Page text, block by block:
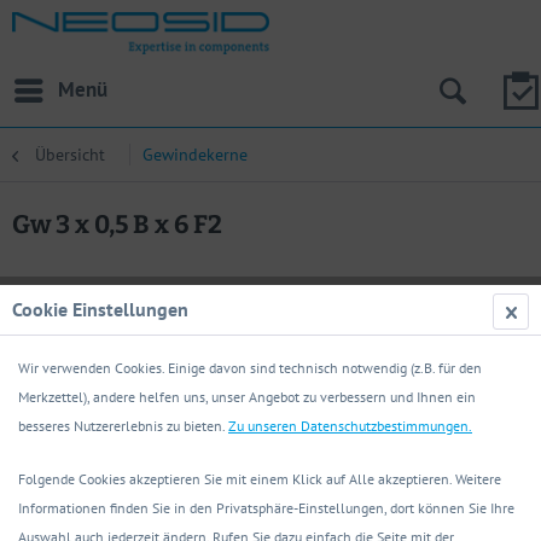
Menü
Übersicht Gewindekerne
Gw 3 x 0,5 B x 6 F2
Cookie Einstellungen
Wir verwenden Cookies. Einige davon sind technisch notwendig (z.B. für den
Merkzettel), andere helfen uns, unser Angebot zu verbessern und Ihnen ein
besseres Nutzererlebnis zu bieten. Zu unseren Datenschutzbestimmungen.
Folgende Cookies akzeptieren Sie mit einem Klick auf Alle akzeptieren. Weitere
Informationen finden Sie in den Privatsphäre-Einstellungen, dort können Sie Ihre
Auswahl auch jederzeit ändern. Rufen Sie dazu einfach die Seite mit der